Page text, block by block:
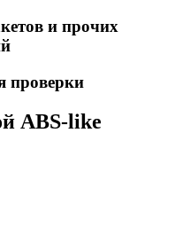
и прочих
проверки
ABS-like